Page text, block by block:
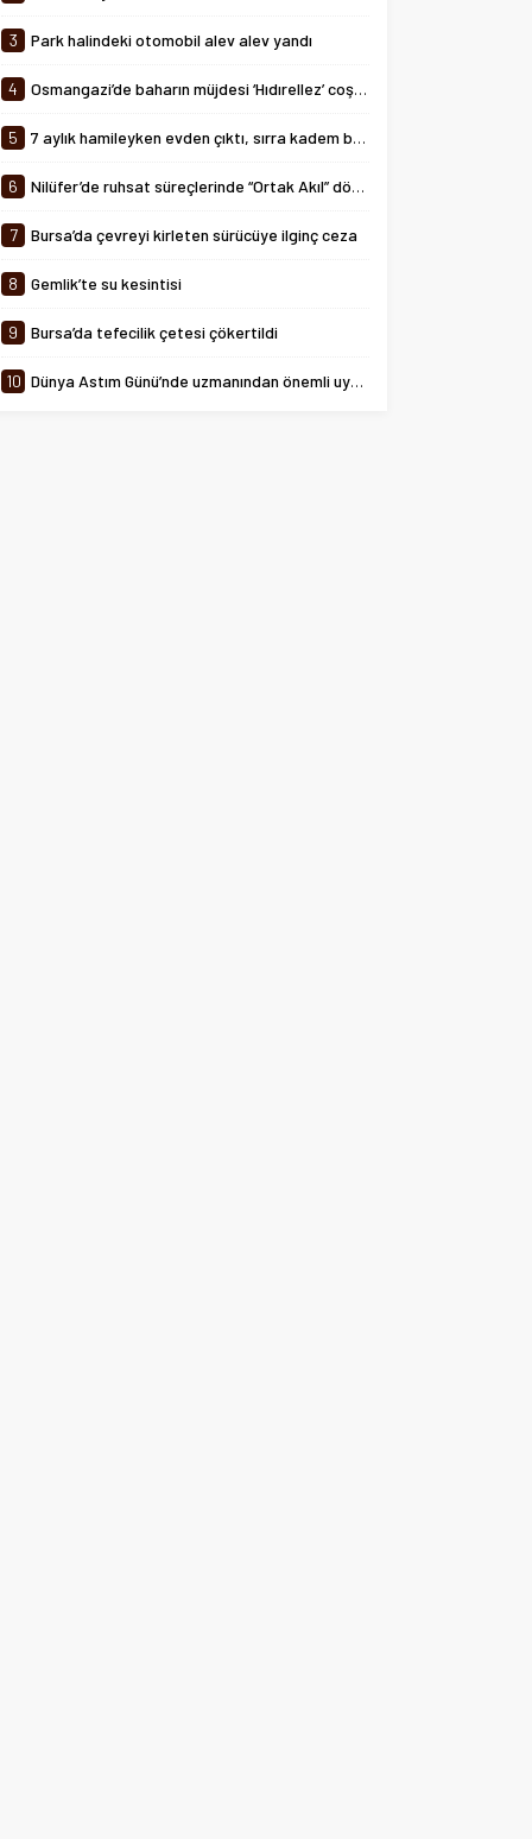
arasında...
3 Park halindeki otomobil alev alev yandı
4 Osmangazi’de baharın müjdesi ‘Hıdırellez’ coşkuyla kutlandı
5 7 aylık hamileyken evden çıktı, sırra kadem bastı
6 Nilüfer’de ruhsat süreçlerinde “Ortak Akıl” dönemi
7 Bursa’da çevreyi kirleten sürücüye ilginç ceza
8 Gemlik’te su kesintisi
9 Bursa’da tefecilik çetesi çökertildi
10 Dünya Astım Günü’nde uzmanından önemli uyarılar